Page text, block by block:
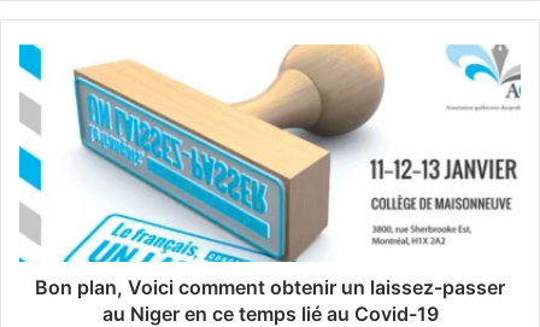
e
a
d
r
e
s
Bon plan, Voici comment obtenir un laissez-passer
au Niger en ce temps lié au Covid-19